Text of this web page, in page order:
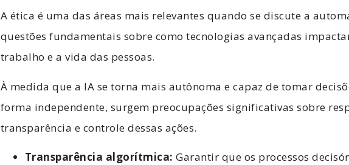
A ética é uma das áreas mais relevantes quando se discute a
questões fundamentais sobre como tecnologias avançadas
trabalho e a vida das pessoas.
À medida que a IA se torna mais autônoma e capaz de tomar
forma independente, surgem preocupações significativas sobre
transparência e controle dessas ações.
Transparência algorítmica: Garantir que os processos